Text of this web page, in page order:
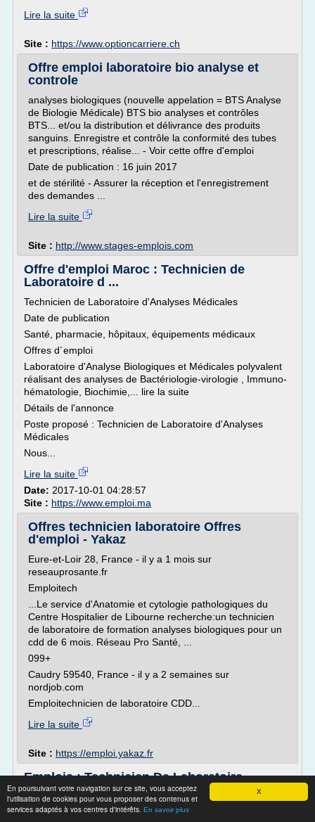
X
En poursuivant votre navigation sur ce site, vous acceptez
l'utilisation de cookies pour vous proposer des contenus et
services adaptés à vos centres d'intérêts. En savoir plus
Lire la suite
Site : https://www.optioncarriere.ch
Offre emploi laboratoire bio analyse et
controle
analyses biologiques (nouvelle appelation = BTS Analyse
de Biologie Médicale) BTS bio analyses et contrôles
BTS... et/ou la distribution et délivrance des produits
sanguins. Enregistre et contrôle la conformité des tubes
et prescriptions, réalise... - Voir cette offre d'emploi
Date de publication : 16 juin 2017
et de stérilité - Assurer la réception et l'enregistrement
des demandes ...
Lire la suite
Site : http://www.stages-emplois.com
Offre d'emploi Maroc : Technicien de
Laboratoire d ...
Technicien de Laboratoire d'Analyses Médicales
Date de publication
Santé, pharmacie, hôpitaux, équipements médicaux
Offres d´emploi
Laboratoire d'Analyse Biologiques et Médicales polyvalent
réalisant des analyses de Bactériologie-virologie , Immuno-
hématologie, Biochimie,... lire la suite
Détails de l'annonce
Poste proposé : Technicien de Laboratoire d'Analyses
Médicales
Nous...
Lire la suite
Date: 2017-10-01 04:28:57
Site : https://www.emploi.ma
Offres technicien laboratoire Offres
d'emploi - Yakaz
Eure-et-Loir 28, France - il y a 1 mois sur
reseauprosante.fr
Emploitech
...Le service d'Anatomie et cytologie pathologiques du
Centre Hospitalier de Libourne recherche:un technicien
de laboratoire de formation analyses biologiques pour un
cdd de 6 mois. Réseau Pro Santé, ...
099+
Caudry 59540, France - il y a 2 semaines sur
nordjob.com
Emploitechnicien de laboratoire CDD...
Lire la suite
Site : https://emploi.yakaz.fr
Emplois : Technicien De Laboratoire -
septembre 2017 ...
Au sein de notre Laboratoire (accrédité COFRAC), vous